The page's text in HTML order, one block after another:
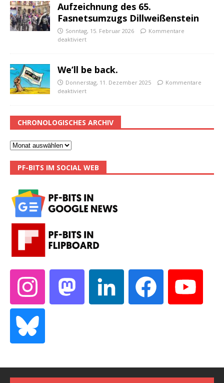
Aufzeichnung des 65.
Fasnetsumzugs Dillweißenstein
Sonntag, 15. Februar 2026
Kommentare
deaktiviert
We’ll be back.
Donnerstag, 11. Dezember 2025
Kommentare
deaktiviert
CHRONOLOGISCHES ARCHIV
PF-BITS IM SOCIAL WEB